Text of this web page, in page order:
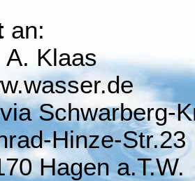
an:
A. Klaas
Schwarberg-
Hinze-Str.23
Hagen a.T.W.